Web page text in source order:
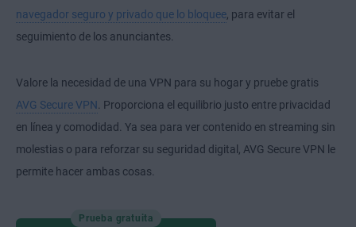
navegador seguro y privado que lo bloquee , para evitar el
seguimiento de los anunciantes.
Valore la necesidad de una VPN para su hogar y pruebe gratis
AVG Secure VPN . Proporciona el equilibrio justo entre privacidad
en línea y comodidad. Ya sea para ver contenido en streaming sin
molestias o para reforzar su seguridad digital, AVG Secure VPN le
permite hacer ambas cosas.
Prueba gratuita